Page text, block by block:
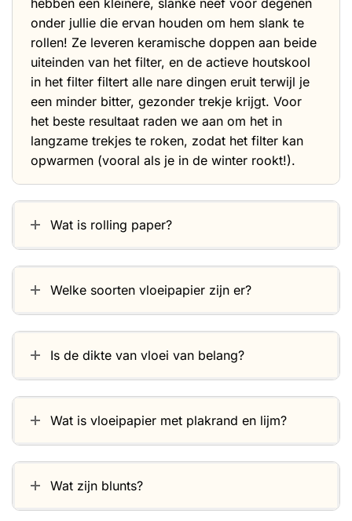
hebben een kleinere, slanke neef voor degenen
onder jullie die ervan houden om hem slank te
rollen! Ze leveren keramische doppen aan beide
uiteinden van het filter, en de actieve houtskool
in het filter filtert alle nare dingen eruit terwijl je
een minder bitter, gezonder trekje krijgt. Voor
het beste resultaat raden we aan om het in
langzame trekjes te roken, zodat het filter kan
opwarmen (vooral als je in de winter rookt!).
Wat is rolling paper?
Welke soorten vloeipapier zijn er?
Is de dikte van vloei van belang?
Wat is vloeipapier met plakrand en lijm?
Wat zijn blunts?